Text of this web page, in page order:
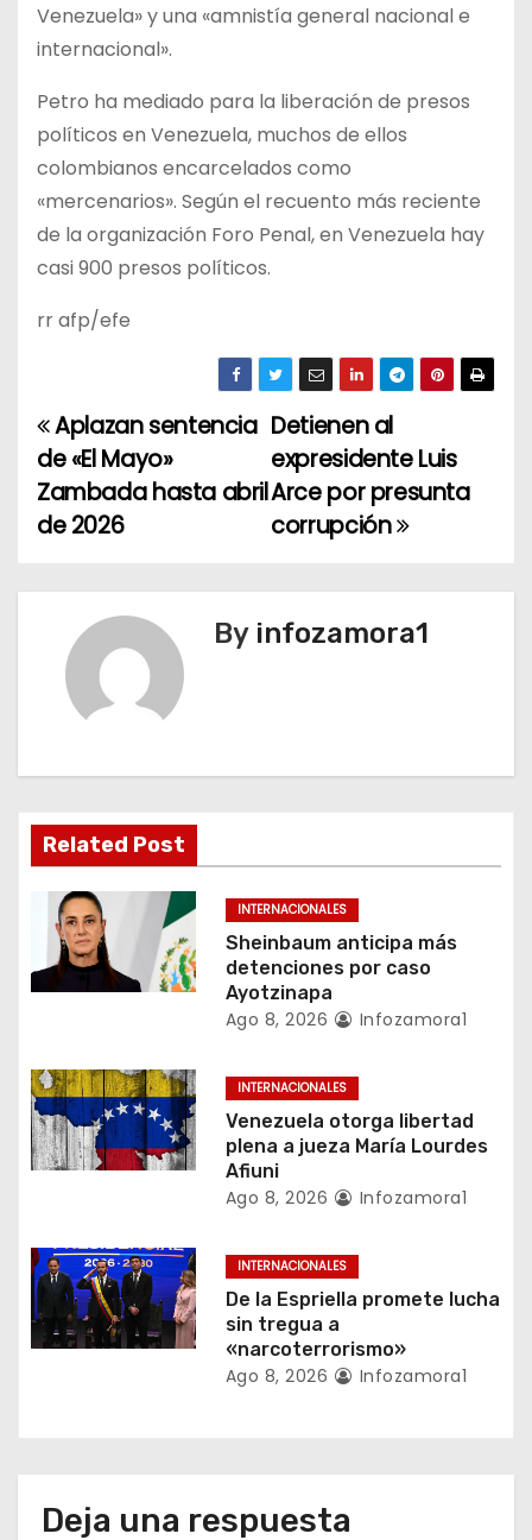
Venezuela» y una «amnistía general nacional e
internacional».
Petro ha mediado para la liberación de presos
políticos en Venezuela, muchos de ellos
colombianos encarcelados como
«mercenarios». Según el recuento más reciente
de la organización Foro Penal, en Venezuela hay
casi 900 presos políticos.
rr afp/efe
N
a
v
e
i
ó
n
d
e
n
t
r
d
a
Detienen al
expresidente Luis
Arce por presunta
corrupción
Aplazan sentencia
de «El Mayo»
Zambada hasta abril
de 2026
By infozamora1
Related Post
INTERNACIONALES
Sheinbaum anticipa más
detenciones por caso
Ayotzinapa
Ago 8, 2026 Infozamora1
INTERNACIONALES
Venezuela otorga libertad
plena a jueza María Lourdes
Afiuni
Ago 8, 2026 Infozamora1
INTERNACIONALES
De la Espriella promete lucha
sin tregua a
«narcoterrorismo»
Ago 8, 2026 Infozamora1
Deja una respuesta